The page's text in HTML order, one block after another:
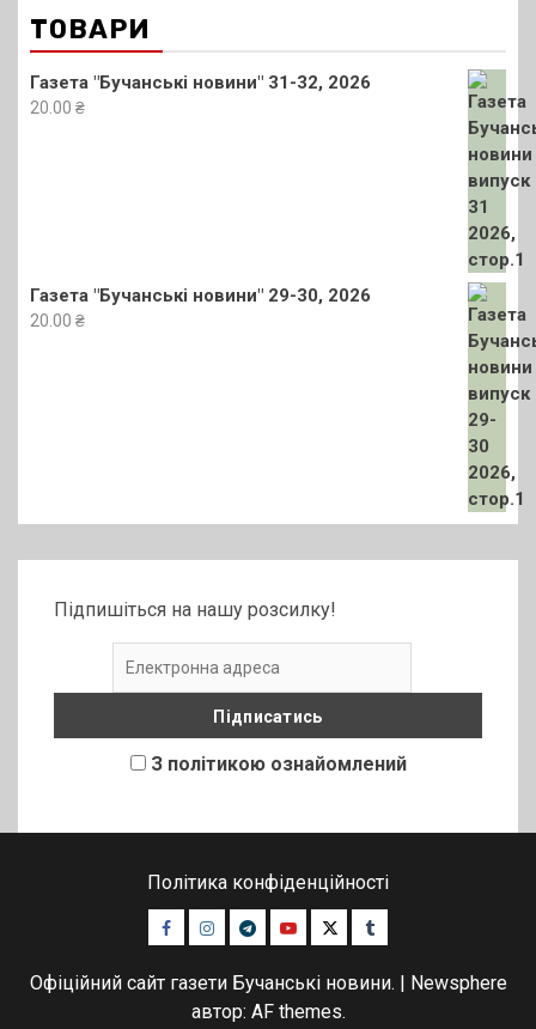
ТОВАРИ
Газета "Бучанські новини" 31-32, 2026
20.00 ₴
Газета "Бучанські новини" 29-30, 2026
20.00 ₴
Підпишіться на нашу розсилку!
З політикою ознайомлений
Політика конфіденційності
Facebook
Instagram
TelegramYoutubeTwitterTumblr
Офіційний сайт газети Бучанські новини.
Newsphere
автор: AF themes.